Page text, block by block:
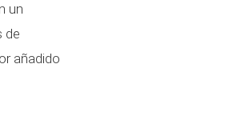
un
de
añadido